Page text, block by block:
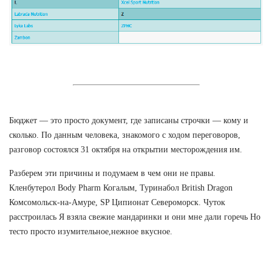
Бюджет — это просто документ, где записаны строчки — кому и
сколько. По данным человека, знакомого с ходом переговоров,
разговор состоялся 31 октября на открытии месторождения им.
Разберем эти причины и подумаем в чем они не правы.
Кленбутерол Body Pharm Когалым, Туринабол British Dragon
Комсомольск-на-Амуре, SP Ципионат Североморск. Чуток
расстроилась Я взяла свежие мандаринки и они мне дали горечь Но
тесто просто изумительное,нежное вкусное.